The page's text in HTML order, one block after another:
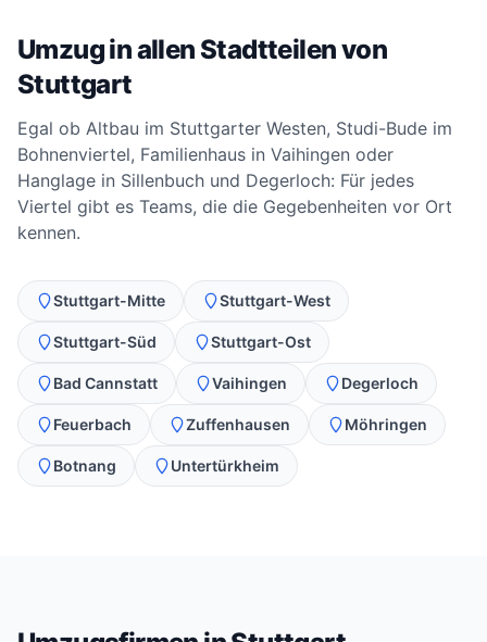
Umzug in allen Stadtteilen von
Stuttgart
Egal ob Altbau im Stuttgarter Westen, Studi-Bude im
Bohnenviertel, Familienhaus in Vaihingen oder
Hanglage in Sillenbuch und Degerloch: Für jedes
Viertel gibt es Teams, die die Gegebenheiten vor Ort
kennen.
Stuttgart-Mitte Stuttgart-West
Stuttgart-Süd Stuttgart-Ost
Bad Cannstatt Vaihingen Degerloch
Feuerbach Zuffenhausen Möhringen
Botnang Untertürkheim